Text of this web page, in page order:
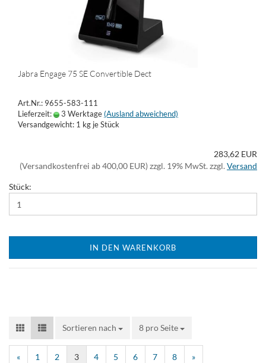
Jabra Engage 75 SE Convertible Dect
Art.Nr.: 9655-583-111
Lieferzeit:
3 Werktage(Ausland abweichend)
Versandgewicht: 1 kg je Stück
283,62 EUR
(Versandkostenfrei ab 400,00 EUR) zzgl. 19% MwSt. zzgl. Versand
Stück:
IN DEN WARENKORB
Sortieren nach
Sortieren nach 8 pro Seite
pro Seite
« 1 2 3 4 5 6 7 8 »